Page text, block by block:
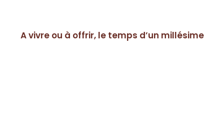
A vivre ou à offrir, le temps d’un millésime